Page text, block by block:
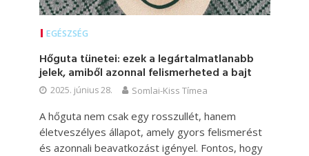
EGÉSZSÉG
Hőguta tünetei: ezek a legártalmatlanabb
jelek, amiből azonnal felismerheted a bajt
2025. június 28. Somlai-Kiss Tímea
A hőguta nem csak egy rosszullét, hanem
életveszélyes állapot, amely gyors felismerést
és azonnali beavatkozást igényel. Fontos, hogy